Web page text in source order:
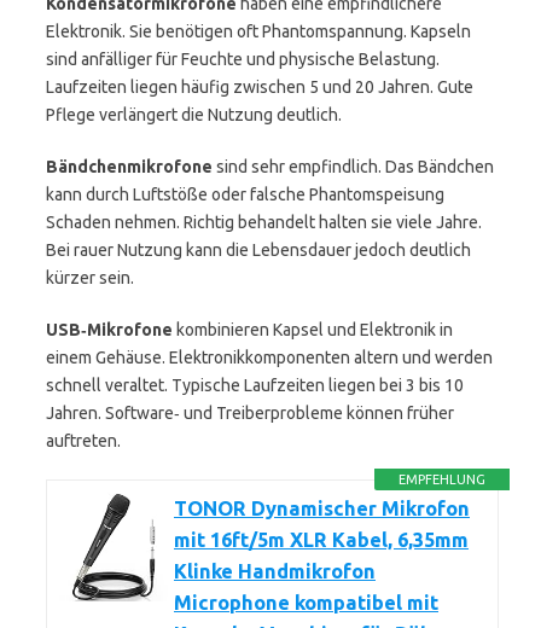
Elektronik. Sie benötigen oft Phantomspannung. Kapseln
sind anfälliger für Feuchte und physische Belastung.
Laufzeiten liegen häufig zwischen 5 und 20 Jahren. Gute
Pflege verlängert die Nutzung deutlich.
Bändchenmikrofone sind sehr empfindlich. Das Bändchen
kann durch Luftstöße oder falsche Phantomspeisung
Schaden nehmen. Richtig behandelt halten sie viele Jahre.
Bei rauer Nutzung kann die Lebensdauer jedoch deutlich
kürzer sein.
USB‑Mikrofone kombinieren Kapsel und Elektronik in
einem Gehäuse. Elektronikkomponenten altern und werden
schnell veraltet. Typische Laufzeiten liegen bei 3 bis 10
Jahren. Software‑ und Treiberprobleme können früher
auftreten.
EMPFEHLUNG
TONOR Dynamischer Mikrofon
mit 16ft/5m XLR Kabel, 6,35mm
Klinke Handmikrofon
Microphone kompatibel mit